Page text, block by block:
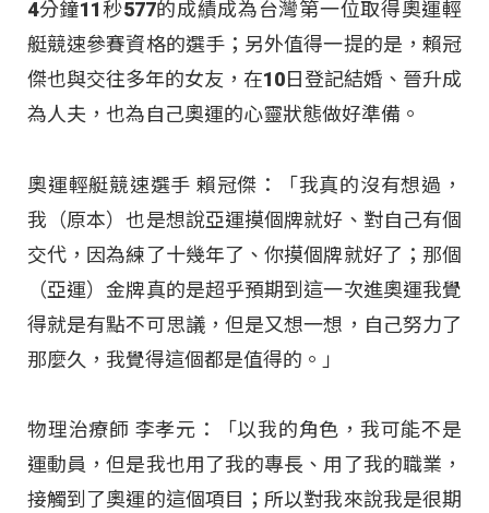
4分鐘11秒577的成績成為台灣第一位取得奧運輕
艇競速參賽資格的選手；另外值得一提的是，賴冠
傑也與交往多年的女友，在10日登記結婚、晉升成
為人夫，也為自己奧運的心靈狀態做好準備。
奧運輕艇競速選手 賴冠傑：「我真的沒有想過，
我（原本）也是想說亞運摸個牌就好、對自己有個
交代，因為練了十幾年了、你摸個牌就好了；那個
（亞運）金牌真的是超乎預期到這一次進奧運我覺
得就是有點不可思議，但是又想一想，自己努力了
那麼久，我覺得這個都是值得的。」
物理治療師 李孝元：「以我的角色，我可能不是
運動員，但是我也用了我的專長、用了我的職業，
接觸到了奧運的這個項目；所以對我來說我是很期